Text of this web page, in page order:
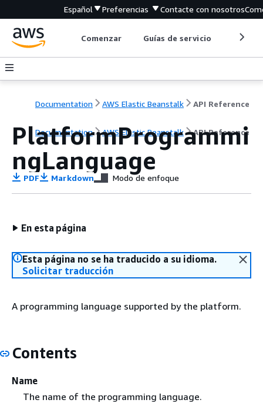
Español Preferencias Contacte con nosotros
Comenzar Guías de servicio
Documentation AWS Elastic Beanstalk API Reference
Documentation AWS Elastic Beanstalk API Reference
PlatformProgrammi
ngLanguage
PDF Markdown Modo de enfoque
En esta página
Esta página no se ha traducido a su idioma.
Solicitar traducción
A programming language supported by the platform.
Contents
Name
The name of the programming language.